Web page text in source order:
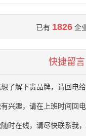
已有 1826 企
快捷留言
了解下贵品牌，请回电给
兴趣，请在上班时间回电
时在线，请尽快联系我，